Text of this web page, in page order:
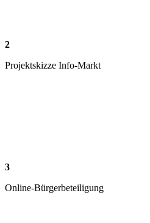
2
Projektskizze Info-Markt
3
Online-Bürgerbeteiligung